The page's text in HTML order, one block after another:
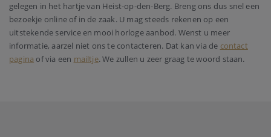
gelegen in het hartje van Heist-op-den-Berg. Breng ons dus snel een
bezoekje online of in de zaak. U mag steeds rekenen op een
uitstekende service en mooi horloge aanbod. Wenst u meer
informatie, aarzel niet ons te contacteren. Dat kan via de contact
pagina of via een mailtje. We zullen u zeer graag te woord staan.